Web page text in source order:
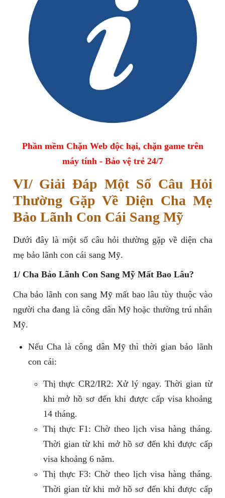
Phần mềm Chặn Web độc hại, chặn game trên
máy tính - Bảo vệ trẻ 24/7
VI/ Giải Đáp Một Số Câu Hỏi
Thường Gặp Về Diện Cha Mẹ
Bảo Lãnh Con Cái Sang Mỹ
Dưới đây là một số câu hỏi thường gặp về diện cha
mẹ bảo lãnh con cái sang Mỹ.
1/ Cha Bảo Lãnh Con Sang Mỹ Mất Bao Lâu?
Cha bảo lãnh con sang Mỹ mất bao lâu tùy thuộc vào
người cha đang là công dân Mỹ hoặc thường trú nhân
Mỹ.
Nếu Cha là công dân Mỹ thì thời gian bảo lãnh
con cái:
Thị thực CR2/IR2: Xử lý ngay. Thời gian từ
khi mở hồ sơ đến khi được cấp visa khoảng
14 tháng.
Thị thực F1: Chờ theo lịch visa hàng tháng.
Thời gian từ khi mở hồ sơ đến khi được cấp
visa khoảng 6 năm.
Thị thực F3: Chờ theo lịch visa hàng tháng.
Thời gian từ khi mở hồ sơ đến khi được cấp